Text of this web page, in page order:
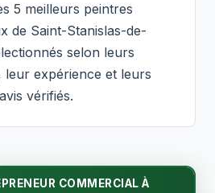
5 meilleurs peintres
de Saint-Stanislas-de-
selon leurs
leur expérience et leurs
avis vérifiés.
COMMERCIAL À